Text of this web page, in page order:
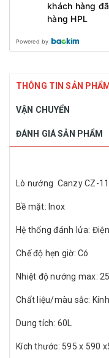
khách hàng
hàng HPL
Powered by
THÔNG TIN SẢN PHẨM
VẬN CHUYỂN
ĐÁNH GIÁ SẢN PHẨM
Lò nướng Canzy CZ-
Bề mặt: Inox
Hệ thống đánh lửa:
Chế độ hẹn giờ: Có
Nhiệt độ nướng max:
Chất liệu/màu sắc:
Dung tích: 60L
Kích thước: 595 x 590